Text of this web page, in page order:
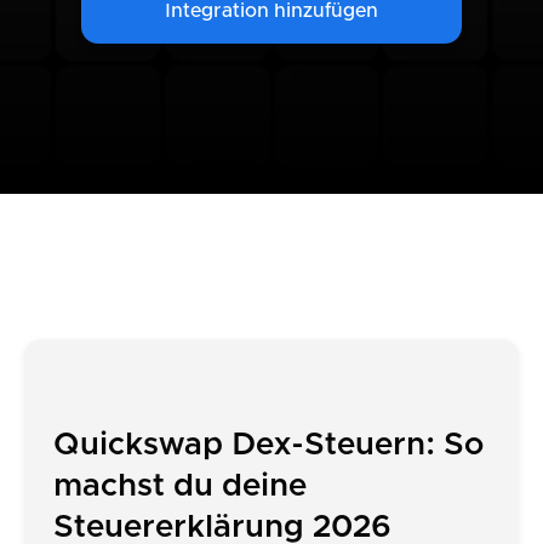
Integration hinzufügen
Quickswap Dex-Steuern: So
machst du deine
Steuererklärung 2026